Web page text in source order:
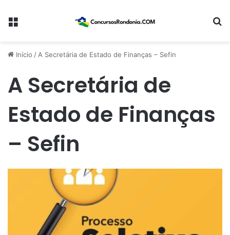
Menu
Início /A Secretária de Estado de Finanças – Sefin
A Secretária de
Estado de Finanças
– Sefin